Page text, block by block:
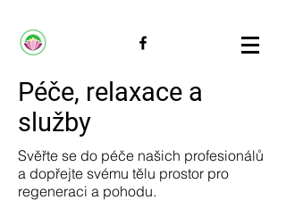
Péče, relaxace a
služby
Svěřte se do péče našich profesionálů
a dopřejte svému tělu prostor pro
regeneraci a pohodu.